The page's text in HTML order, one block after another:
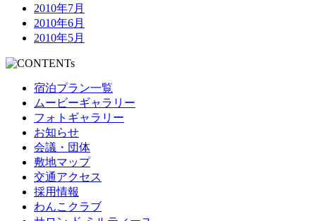
2010年7月
2010年6月
2010年5月
宿泊プラン一覧
ムービーギャラリー
フォトギャラリー
お知らせ
会議・団体
敷地マップ
交通アクセス
採用情報
わんこクラブ